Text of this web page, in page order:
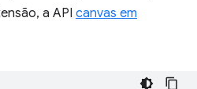
a API canvas em